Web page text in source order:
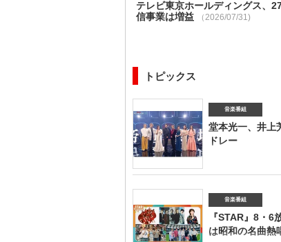
テレビ東京ホールディングス、
信事業は増益
（2026/07/31)
トピックス
音楽番組
堂本光一、井上
ドレー
フジテレビ系で8月8
穂、平原綾香、ソニン
ンバー8人がコラボレーションし名曲の数々
New HISTORY COMING』で披露されたオー
「やっぱり帝劇が大好き！」を歌唱する。番
音楽番組
『STAR』8・
は昭和の名曲熱